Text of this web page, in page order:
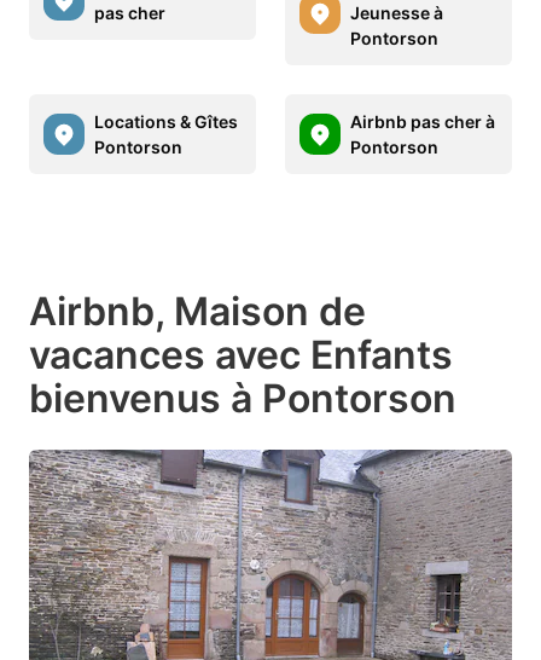
pas cher
Jeunesse à
Pontorson
Locations & Gîtes
Pontorson
Airbnb pas cher à
Pontorson
Airbnb, Maison de
vacances avec Enfants
bienvenus à Pontorson